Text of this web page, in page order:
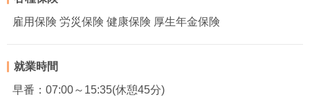
雇用保険 労災保険 健康保険 厚生年金保険
就業時間
早番：07:00～15:35(休憩45分)